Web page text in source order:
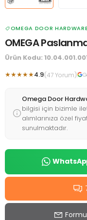
OMEGA DOOR HARDWARE
OMEGA
Ürün Kodu:
★★★★★4.9(47 Yorum)
Omega Door
bilgisi için bizimle
alımlarınıza özel
sunulmaktadır.